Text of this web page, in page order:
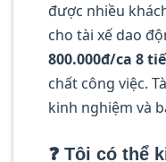
được nhiều
cho tài xế dao
800.000đ/ca 8
chất công việc.
kinh nghiệm và
❓ Tôi có thể